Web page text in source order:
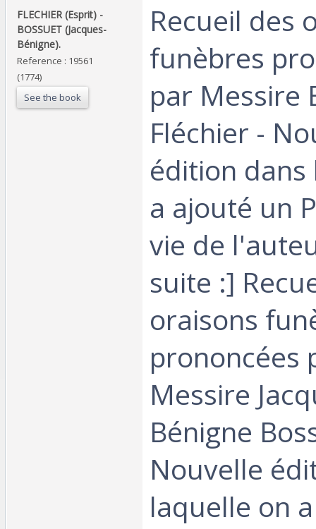
‎FLECHIER (Esprit) -
BOSSUET (Jacques-
Bénigne).‎
Reference : 19561
(1774)
See the book
‎Recueil des
funèbres
par Messire
Fléchier -
édition
a ajouté un
vie de
suite :]
oraisons
prononcées
Messire
Bénigne
Nouvelle
laquelle on